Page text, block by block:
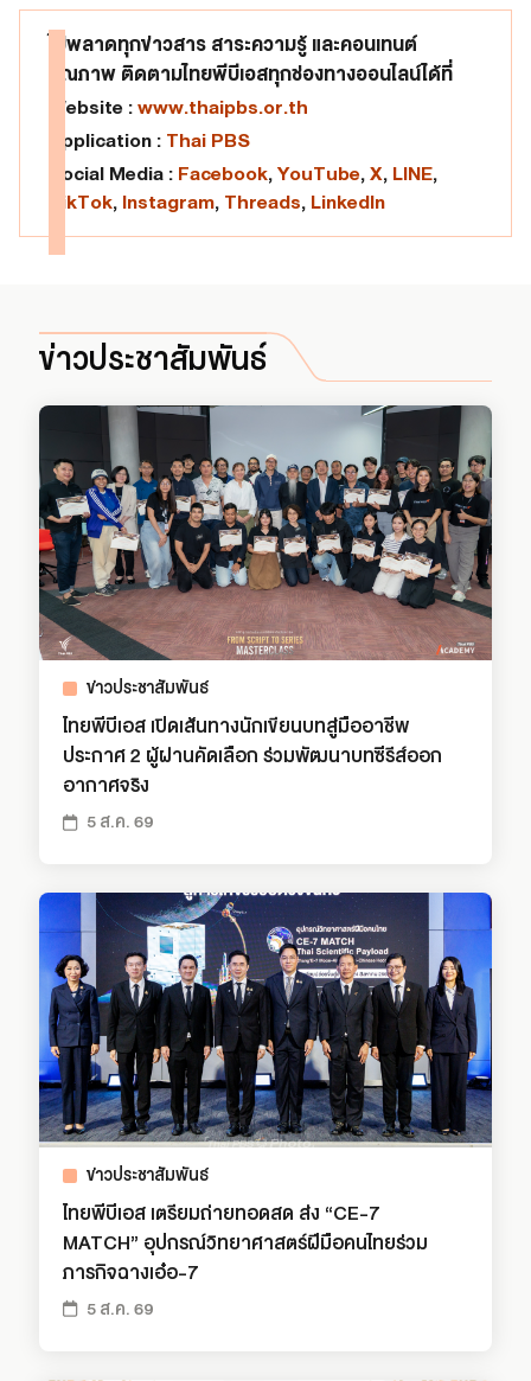
ตรวจสอบข่าวปลอม คัดกรองข่าวจริง
ไม่พลาดทุกข่าวสาร สาระความรู้ และคอนเทนต์
คุณภาพ ติดตามไทยพีบีเอสทุกช่องทางออนไลน์ได้ที่
Website : www.thaipbs.or.th
Application : Thai PBS
Social Media : Facebook, YouTube, X, LINE,
TikTok, Instagram, Threads, LinkedIn
ข่าวประชาสัมพันธ์
ข่าวประชาสัมพันธ์
ไทยพีบีเอส เปิดเส้นทางนักเขียนบทสู่มืออาชีพ
ประกาศ 2 ผู้ผ่านคัดเลือก ร่วมพัฒนาบทซีรีส์ออก
อากาศจริง
5 ส.ค. 69
ข่าวประชาสัมพันธ์
ไทยพีบีเอส เตรียมถ่ายทอดสด ส่ง “CE-7
MATCH” อุปกรณ์วิทยาศาสตร์ฝีมือคนไทยร่วม
ภารกิจฉางเอ๋อ-7
5 ส.ค. 69